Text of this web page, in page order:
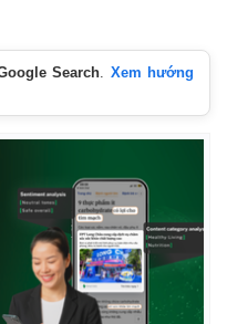
Search. Xem hướng